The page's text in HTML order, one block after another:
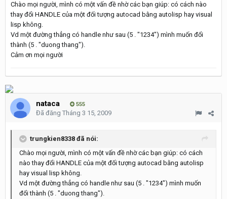
Chào mọi người, mình có một vấn đề nhờ các bạn giúp: có cách nào
thay đổi HANDLE của một đối tượng autocad bằng autolisp hay visual
lisp không.
Vd một đường thẳng có handle như sau (5 . "1234") mình muốn đổi
thành (5 . "duong thang").
Cảm ơn mọi người
nataca 555
Đã đăng Tháng 3 15, 2009
trungkien8338 đã nói:
Chào mọi người, mình có một vấn đề nhờ các bạn giúp: có cách
nào thay đổi HANDLE của một đối tượng autocad bằng autolisp
hay visual lisp không.
Vd một đường thẳng có handle như sau (5 . "1234") mình muốn
đổi thành (5 . "duong thang").